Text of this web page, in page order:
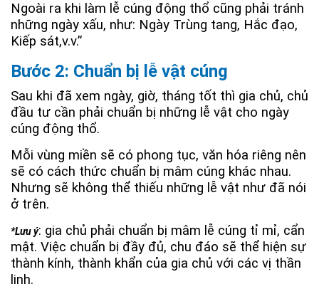
Ngoài ra khi làm lễ cúng động thổ cũng phải tránh
những ngày xấu, như: Ngày Trùng tang, Hắc đạo,
Kiếp sát,v.v.”
Bước 2: Chuẩn bị lễ vật cúng
Sau khi đã xem ngày, giờ, tháng tốt thì gia chủ, chủ
đầu tư cần phải chuẩn bị những lễ vật cho ngày
cúng động thổ.
Mỗi vùng miền sẽ có phong tục, văn hóa riêng nên
sẽ có cách thức chuẩn bị mâm cúng khác nhau.
Nhưng sẽ không thể thiếu những lễ vật như đã nói
ở trên.
*Lưu ý: gia chủ phải chuẩn bị mâm lễ cúng tỉ mỉ, cẩn
mật. Việc chuẩn bị đầy đủ, chu đáo sẽ thể hiện sự
thành kính, thành khẩn của gia chủ với các vị thần
linh.